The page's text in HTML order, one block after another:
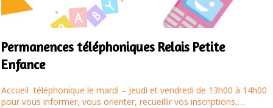
Permanences téléphoniques Relais Petite
Enfance
Accueil téléphonique le mardi – Jeudi et vendredi de 13h00 à 14h00
pour vous informer, vous orienter, recueillir vos inscriptions,…